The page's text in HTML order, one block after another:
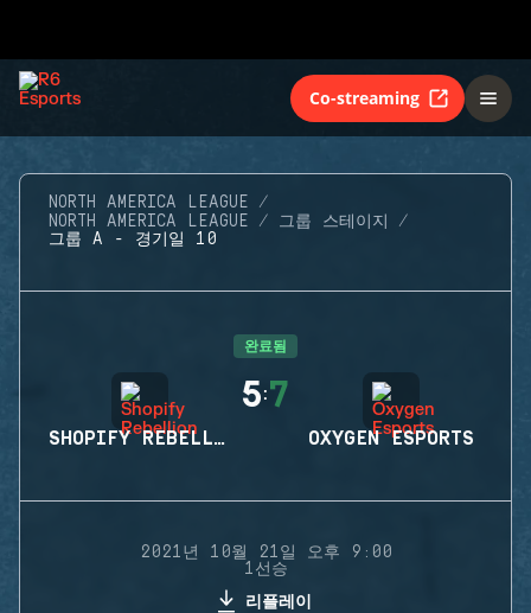
Co-streaming
NORTH AMERICA LEAGUE
NORTH AMERICA LEAGUE
그룹 스테이지
그룹 A - 경기일 10
완료됨
SHOPIFY REBELLION
5:7
OXYGEN ESPORTS
2021년 10월 21일 오후 9:00
1선승
리플레이